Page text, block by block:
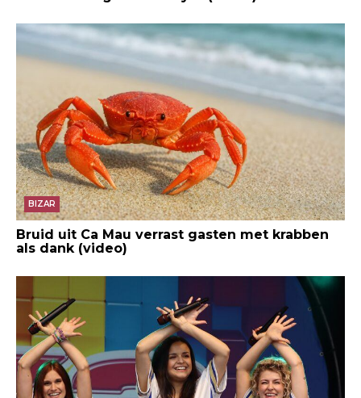
BIZAR
Bruid uit Ca Mau verrast gasten met krabben
als dank (video)